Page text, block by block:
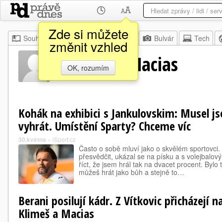
Zde si můžete
změnit vzhled
OK, rozumím
Souhrn Moje Z domova Bulvár Tech
Krzysztof Macias
Kohák na exhibici s Jankulovskim: Musel
vyhrát. Umístění Sparty? Chceme víc
30.května » iSport.cz
Často o sobě mluví jako o skvělém
přesvědčit, ukázal se na písku a s
říct, že jsem hrál tak na dvacet procent. Bylo
můžeš hrát jako bůh a stejně to…
Berani posilují kádr. Z Vítkovic přicházejí
Klimeš a Macias